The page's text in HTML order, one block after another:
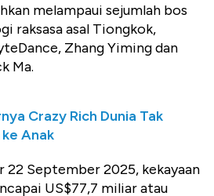
melampaui sejumlah bos
raksasa asal Tiongkok,
Zhang Yiming dan
Ma.
Crazy Rich Dunia Tak
Anak
22 September 2025, kekayaan
US$77,7 miliar atau